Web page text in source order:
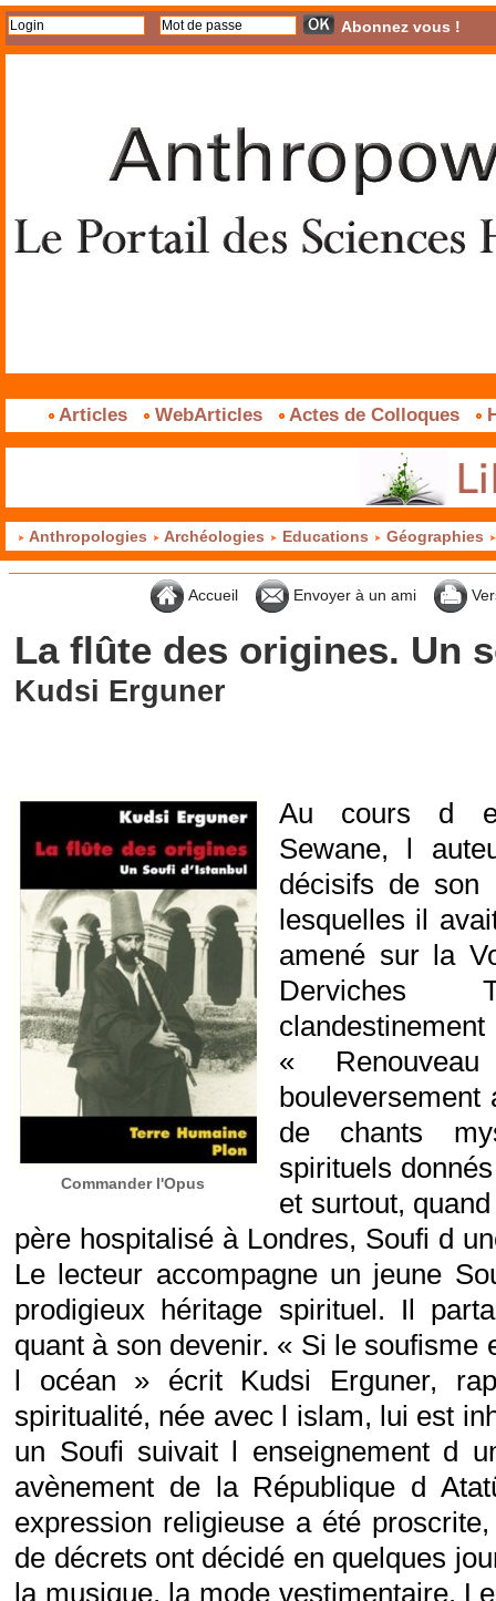
Abonnez vous !
Articles WebArticles Actes de Colloques
Anthropologies Archéologies Educations Géographies
Accueil Envoyer à un ami
La flûte des origines. Un
Kudsi Erguner
Commander l'Opus
Au cours d
Sewane, l
décisifs de son
lesquelles il
amené sur la
Derviches
«
de chants
spirituels
et surtout,
père hospitalisé à Londres, Soufi d
Le lecteur accompagne un jeune
prodigieux héritage spirituel. Il
quant à son devenir. « Si le soufisme
l océan » écrit Kudsi Erguner,
spiritualité, née avec l islam, lui est
un Soufi suivait l enseignement d
avènement de la République d
expression religieuse a été
de décrets ont décidé en quelques
la musique, la mode vestimentaire.